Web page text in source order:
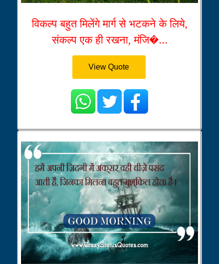
विकल्प बहुत मिलेंगे मार्ग से भटकने के लिये,
संकल्प एक ही रखना, मंजि�...
View Quote